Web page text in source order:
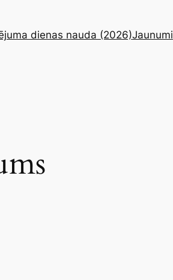
dienas nauda (2026)Jaunumi